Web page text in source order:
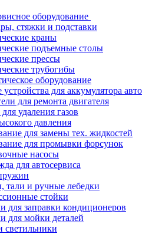
оборудование
стяжки и подставки
краны
подъемные столы
прессы
трубогибы
оборудование
для аккумулятора авто
для ремонта двигателя
удаления газов
давления
для замены тех. жидкостей
для промывки форсунок
насосы
для автосервиса
тали и ручные лебедки
стойки
для заправки кондиционеров
для мойки деталей
светильники